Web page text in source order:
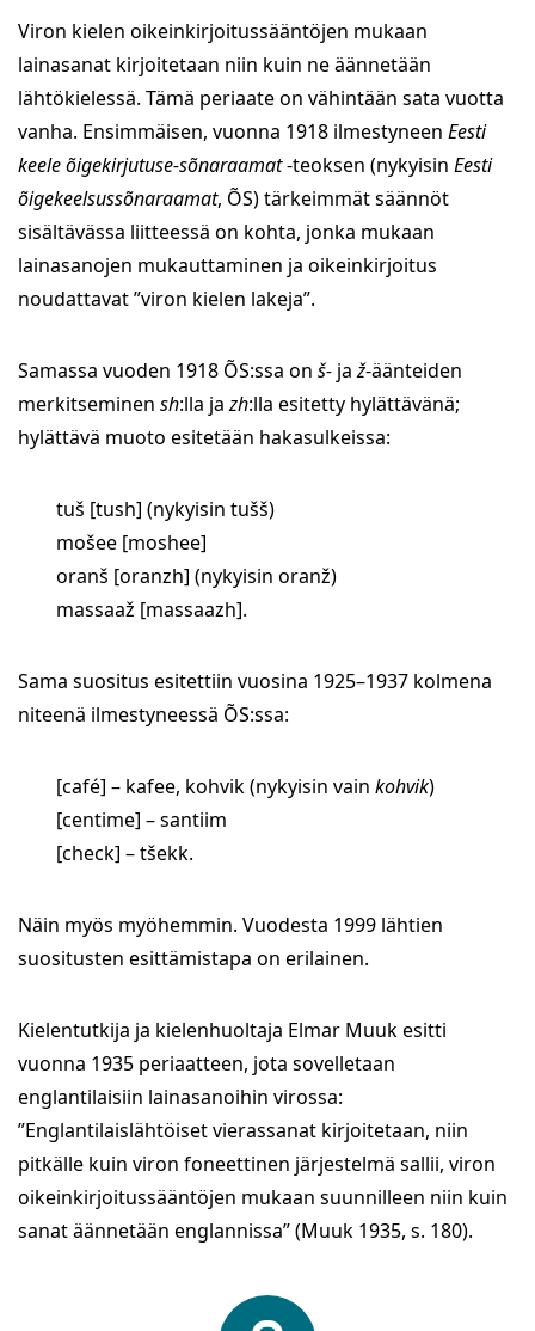
Viron kielen oikeinkirjoitussääntöjen mukaan
lainasanat kirjoitetaan niin kuin ne äännetään
lähtökielessä. Tämä periaate on vähintään sata vuotta
vanha. Ensimmäisen, vuonna 1918 ilmestyneen Eesti
keele õigekirjutuse-sõnaraamat-teoksen (nykyisin Eesti
õigekeelsussõnaraamat, ÕS) tärkeimmät säännöt
sisältävässa liitteessä on kohta, jonka mukaan
lainasanojen mukauttaminen ja oikeinkirjoitus
noudattavat ”viron kielen lakeja”.
Samassa vuoden 1918 ÕS:ssa on š- jaž-äänteiden
merkitseminen sh:lla jazh:lla esitetty hylättävänä;
hylättävä muoto esitetään hakasulkeissa:
tuš [tush] (nykyisin tušš)
mošee [moshee]
oranš [oranzh] (nykyisin oranž)
massaaž [massaazh].
Sama suositus esitettiin vuosina 1925–1937 kolmena
niteenä ilmestyneessä ÕS:ssa:
[café] – kafee, kohvik (nykyisin vain kohvik)
[centime] – santiim
[check] – tšekk.
Näin myös myöhemmin. Vuodesta 1999 lähtien
suositusten esittämistapa on erilainen.
Kielentutkija ja kielenhuoltaja Elmar Muuk esitti
vuonna 1935 periaatteen, jota sovelletaan
englantilaisiin lainasanoihin virossa:
”Englantilaislähtöiset vierassanat kirjoitetaan, niin
pitkälle kuin viron foneettinen järjestelmä sallii, viron
oikeinkirjoitussääntöjen mukaan suunnilleen niin kuin
sanat äännetään englannissa” (Muuk 1935, s. 180).